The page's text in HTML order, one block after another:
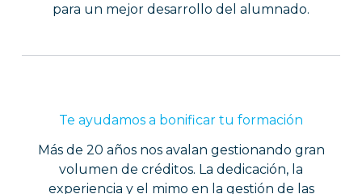
para un mejor desarrollo del alumnado.
Te ayudamos a bonificar tu formación
Más de 20 años nos avalan gestionando gran
volumen de créditos. La dedicación, la
experiencia y el mimo en la gestión de las